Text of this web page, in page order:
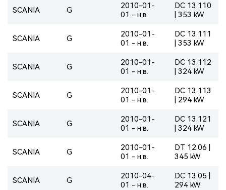
SCANIA G
2010-01-
01 - н.в.
DC 13.110
| 353 kW
SCANIA G
2010-01-
01 - н.в.
DC 13.111
| 353 kW
SCANIA G
2010-01-
01 - н.в.
DC 13.112
| 324 kW
SCANIA G
2010-01-
01 - н.в.
DC 13.113
| 294 kW
SCANIA G
2010-01-
01 - н.в.
DC 13.121
| 324 kW
SCANIA G
2010-01-
01 - н.в.
DT 12.06 |
345 kW
SCANIA G
2010-04-
01 - н.в.
DC 13.05 |
294 kW